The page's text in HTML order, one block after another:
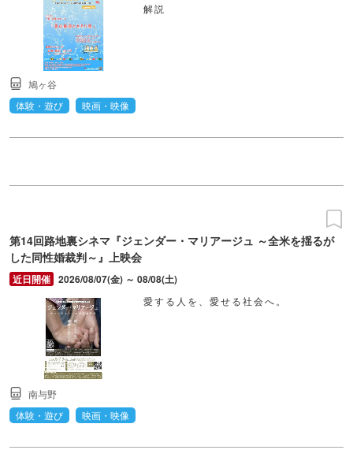
解説
鳩ヶ谷
体験・遊び
映画・映像
第14回路地裏シネマ『ジェンダー・マリアージュ ～全米を揺るが
した同性婚裁判～』上映会
2026/08/07(金) ～ 08/08(土)
愛する人を、愛せる社会へ。
南与野
体験・遊び
映画・映像